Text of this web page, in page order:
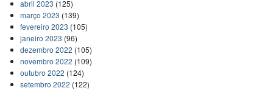
abril 2023 (125)
março 2023 (139)
fevereiro 2023 (105)
janeiro 2023 (96)
dezembro 2022 (105)
novembro 2022 (109)
outubro 2022 (124)
setembro 2022 (122)